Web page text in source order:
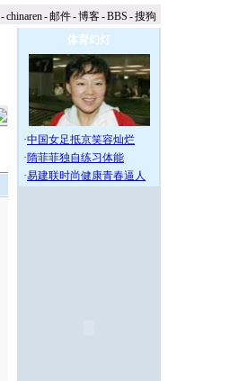
-chinaren-邮件-博客-BBS -搜狗
体育幻灯
·中国女足抵京笑容灿烂
·隋菲菲独自练习体能
·易建联时尚健康青春逼人